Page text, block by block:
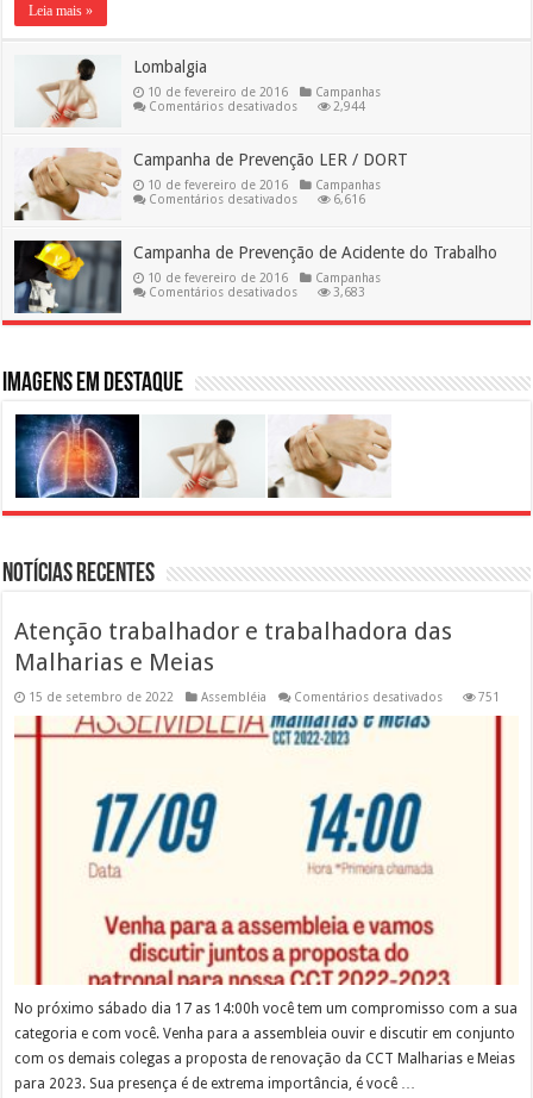
Leia mais »
Lombalgia
10 de fevereiro de 2016
Campanhas
Comentários desativadosem
2,944
Campanha de Prevenção LER / DORT
10 de fevereiro de 2016
Campanhas
Comentários desativadosem
LER
DORT
6,616
Campanha de Prevenção de Acidente do Trabalho
10 de fevereiro de 2016
Campanhas
Comentários desativadosem
de
do
Trabalho
3,683
Imagens em destaque
Notícias Recentes
Atenção trabalhador e trabalhadora das
Malharias e Meias
15 de setembro de 2022 Assembléia Comentários desativadosem
751
No próximo sábado dia 17 as 14:00h você tem um compromisso com a sua
categoria e com você. Venha para a assembleia ouvir e discutir em conjunto
com os demais colegas a proposta de renovação da CCT Malharias e Meias
para 2023. Sua presença é de extrema importância, é você …